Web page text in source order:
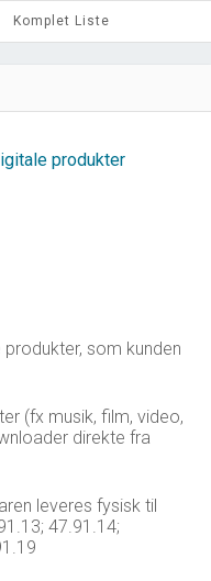
Komplet Liste
produkter
som kunden
(fx musik, film, video,
direkte fra
leveres fysisk til
47.91.14;